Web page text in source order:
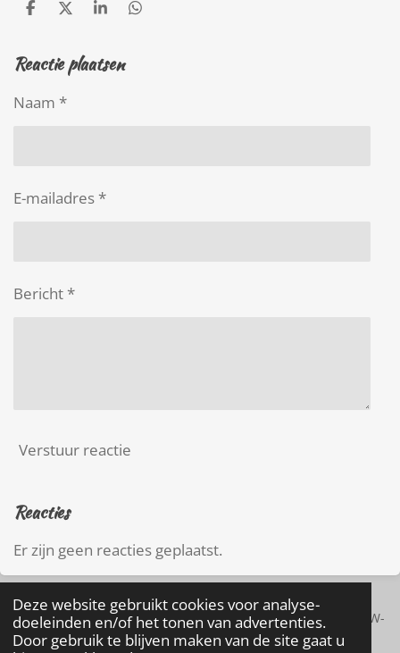
Deze website gebruikt cookies voor analyse-
doeleinden en/of het tonen van advertenties.
Door gebruik te blijven maken van de site gaat u
D
e
D
l
S
r
D
Reactie plaatsen
Naam *
E-mailadres *
Bericht *
Verstuur reactie
Reacties
Er zijn geen reacties geplaatst.
..
© 2023 FF-NIKS coaching en massage | KVK:80542581
| BTW-
ID: | IBAN: NL42 RABO 0357467191